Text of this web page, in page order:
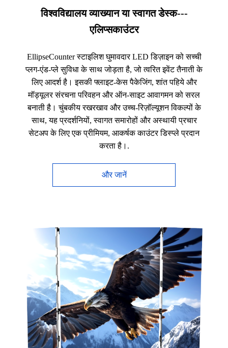
विश्वविद्यालय व्याख्यान या स्वागत डेस्क---
एलिप्सकाउंटर
EllipseCounter स्टाइलिश घुमावदार LED डिज़ाइन को सच्ची
प्लग-एंड-प्ले सुविधा के साथ जोड़ता है, जो त्वरित इवेंट तैनाती के
लिए आदर्श है। इसकी फ्लाइट-केस पैकेजिंग, शांत पहिये और
मॉड्यूलर संरचना परिवहन और ऑन-साइट आवागमन को सरल
बनाती है। चुंबकीय रखरखाव और उच्च-रिज़ॉल्यूशन विकल्पों के
साथ, यह प्रदर्शनियों, स्वागत समारोहों और अस्थायी प्रचार
सेटअप के लिए एक प्रीमियम, आकर्षक काउंटर डिस्प्ले प्रदान
करता है।.
और जानें